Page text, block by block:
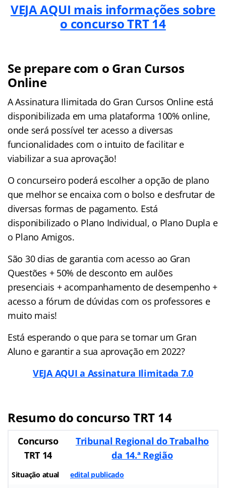
VEJA AQUI mais informações sobre
o concurso TRT 14
Se prepare com o Gran Cursos
Online
A Assinatura Ilimitada do Gran Cursos Online está
disponibilizada em uma plataforma 100% online,
onde será possível ter acesso a diversas
funcionalidades com o intuito de facilitar e
viabilizar a sua aprovação!
O concurseiro poderá escolher a opção de plano
que melhor se encaixa com o bolso e desfrutar de
diversas formas de pagamento. Está
disponibilizado o Plano Individual, o Plano Dupla e
o Plano Amigos.
São 30 dias de garantia com acesso ao Gran
Questões + 50% de desconto em aulões
presenciais + acompanhamento de desempenho +
acesso a fórum de dúvidas com os professores e
muito mais!
Está esperando o que para se tornar um Gran
Aluno e garantir a sua aprovação em 2022?
VEJA AQUI a Assinatura Ilimitada 7.0
Resumo do concurso TRT 14
Concurso
TRT 14
Tribunal Regional do Trabalho
da 14.ª Região
Situação atual edital publicado